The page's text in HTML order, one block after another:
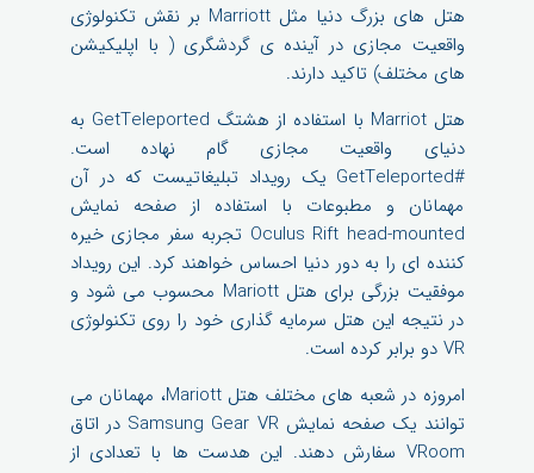
هتل های بزرگ دنیا مثل Marriott بر نقش تکنولوژی
واقعیت مجازی در آینده ی گردشگری ( با اپلیکیشن
های مختلف) تاکید دارند.
هتل Marriot با استفاده از هشتگ GetTeleported به
دنیای واقعیت مجازی گام نهاده است.
#GetTeleported یک رویداد تبلیغاتیست که در آن
مهمانان و مطبوعات با استفاده از صفحه نمایش
Oculus Rift head-mounted تجربه سفر مجازی خیره
کننده ای را به دور دنیا احساس خواهند کرد. این رویداد
موفقیت بزرگی برای هتل Mariott محسوب می شود و
در نتیجه این هتل سرمایه گذاری خود را روی تکنولوژی
VR دو برابر کرده است.
امروزه در شعبه های مختلف هتل Mariott، مهمانان می
توانند یک صفحه نمایش Samsung Gear VR در اتاق
VRoom سفارش دهند. این هدست ها با تعدادی از